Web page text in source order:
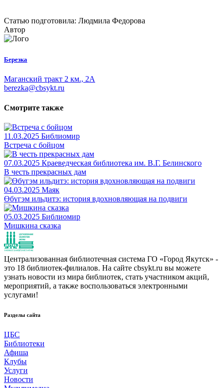
Статью подготовила: Людмила Федорова
Автор
Березка
Маганский тракт 2 км., 2А
berezka@cbsykt.ru
Смотрите также
11.03.2025 Библиомир
Встреча с бойцом
07.03.2025 Краеведческая библиотека им. В.Г. Белинского
В честь прекрасных дам
04.03.2025 Маяк
Өбүгэм ильдитэ: история вдохновляющая на подвиги
05.03.2025 Библиомир
Мишкина сказка
Централизованная библиотечная система ГО «Город Якутск» -
это 18 библиотек-филиалов. На сайте cbsykt.ru вы можете
узнать новости из мира библиотек, стать участником акций,
мероприятий, а также воспользоваться электронными
услугами!
Разделы сайта
ЦБС
Библиотеки
Афиша
Клубы
Услуги
Новости